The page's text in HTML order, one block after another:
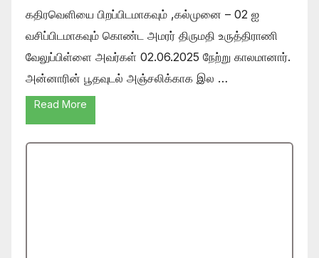
கதிரவெளியை பிறப்பிடமாகவும் ,கல்முனை – 02 ஐ
வசிப்பிடமாகவும் கொண்ட அமரர் திருமதி உருத்திராணி
வேலுப்பிள்ளை அவர்கள் 02.06.2025 நேற்று காலமானார்.
அன்னாரின் பூதவுடல் அஞ்சலிக்காக இல …
Read More